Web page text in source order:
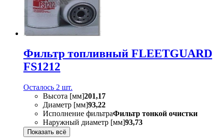
Фильтр топливный FLEETGUARD
FS1212
Осталось 2 шт.
Высота [мм]201,17
Диаметр [мм]93,22
Исполнение фильтраФильтр тонкой очистки
Наружный диаметр [мм]93,73
Показать всё